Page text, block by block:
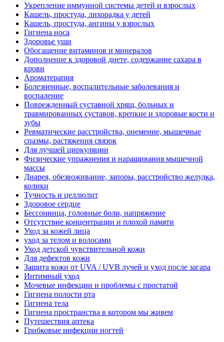
Укрепление иммунной системы детей и взрослых
Кашель, простуда, лихорадка у детей
Кашель, простуда, ангины у взрослых
Гигиена носа
Здоровье уши
Обогащение витаминов и минералов
Дополнение к здоровой диете, содержание сахара в
крови
Ароматерапия
Болезненные, воспалительные заболевания и
воспаление
Поврежденный суставной хрящ, больных и
травмированных суставов, крепкие и здоровые кости и
зубы
Ревматические расстройства, онемение, мышечные
спазмы, растяжения связок
Для лучшей циркуляции
Физические упражнения и наращивания мышечной
массы
Диарея, обезвоживание, запоры, расстройство желудка,
колики
Тучность и целлюлит
Здоровое сердце
Бессонница, головные боли, напряжение
Отсутствие концентрации и плохой памяти
Уход за кожей лица
уход за телом и волосами
Уход детской чувствительной кожи
Для дефектов кожи
Защита кожи от UVA / UVB лучей и уход после загара
Интимный уход
Мочевые инфекции и проблемы с простатой
Гигиена полости рта
Гигиена тела
Гигиена пространства в котором мы живем
Путешествия аптека
Грибковые инфекции ногтей